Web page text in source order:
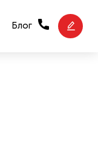
Блог